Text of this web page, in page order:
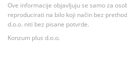
Ove informacije objavljuju se samo za
reproducirati na bilo koji način bez
d.o.o. niti bez pisane potvrde.
Konzum plus d.o.o.